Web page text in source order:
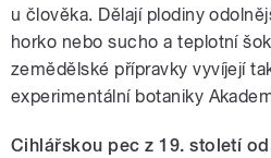
u člověka. Dělají plodiny
horko nebo sucho a teplotní
zemědělské přípravky vyvíjejí
experimentální botaniky
Cihlářskou pec z 19. století